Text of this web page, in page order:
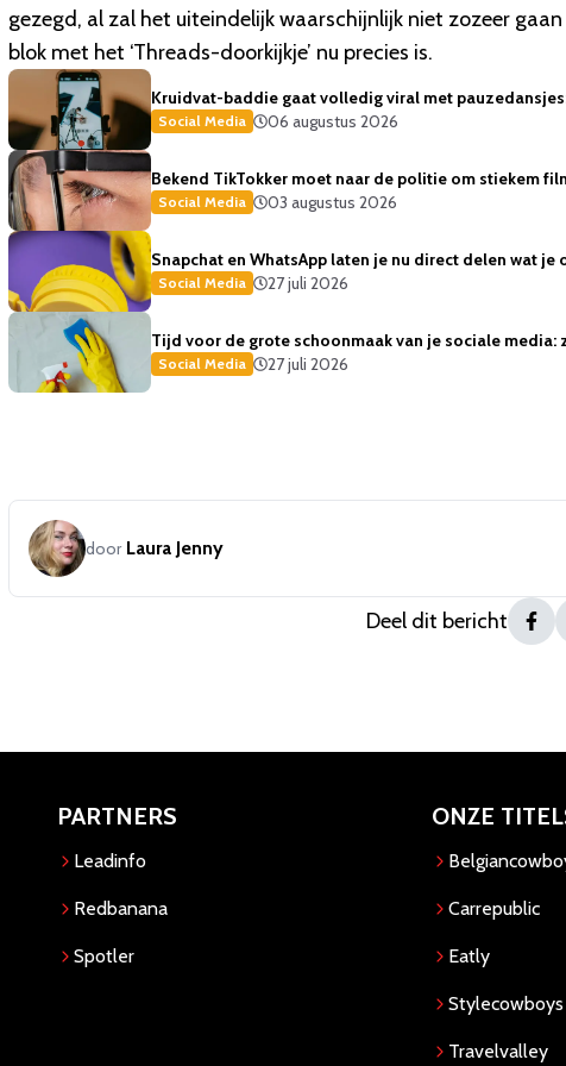
gezegd, al zal het uiteindelijk waarschijnlijk niet zozeer
blok met het ‘Threads-doorkijkje’ nu precies is.
Kruidvat-baddie gaat volledig viral met
Social Media 06 augustus 2026
Bekend TikTokker moet naar de politie om stiekem
Social Media 03 augustus 2026
Snapchat en WhatsApp laten je nu direct delen wat
Social Media 27 juli 2026
Tijd voor de grote schoonmaak van je sociale media:
Social Media 27 juli 2026
door Laura Jenny
Deel dit bericht
PARTNERS
Leadinfo
Redbanana
Spotler
ONZE
Carrepublic
Eatly
Stylecowboys
Travelvalley